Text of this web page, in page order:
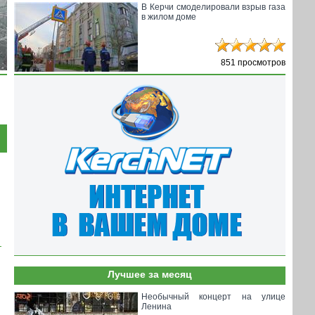
В Керчи смоделировали взрыв газа
в жилом доме
851 просмотров
Лучшее за месяц
Необычный концерт на улице
Ленина